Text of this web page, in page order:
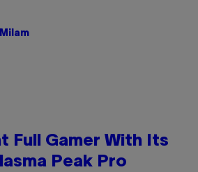
Full Gamer With Its
Peak Pro